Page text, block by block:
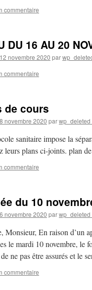
commentaire
DU 16 AU 20
12 novembre 2020 par
commentaire
de cours
8 novembre 2020 par
sanitaire impose la
leurs plans ci-joints. plan
commentaire
du 10
6 novembre 2020 par
Monsieur, En raison d’un
le mardi 10 novembre, le
ne pas être assurés et le
commentaire